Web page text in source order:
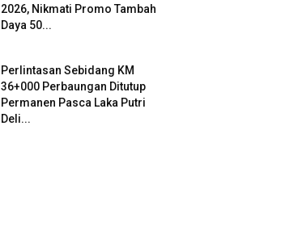
2026, Nikmati Promo Tambah
Daya 50...
Perlintasan Sebidang KM
36+000 Perbaungan Ditutup
Permanen Pasca Laka Putri
Deli...